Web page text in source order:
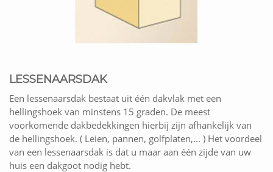
LESSENAARSDAK
Een lessenaarsdak bestaat uit één dakvlak met een
hellingshoek van minstens 15 graden. De meest
voorkomende dakbedekkingen hierbij zijn afhankelijk van
de hellingshoek. ( Leien, pannen, golfplaten,... ) Het voordeel
van een lessenaarsdak is dat u maar aan één zijde van uw
huis een dakgoot nodig hebt.